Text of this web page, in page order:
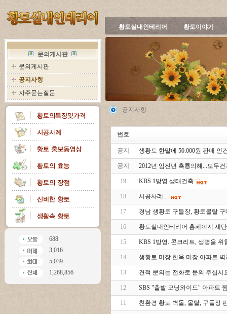
황토실내인테리어 황토이야기
문의게시판
문의게시판
공지사항
자주묻는질문
688
3,016
5,039
1,268,856
공지사항
번호
공지 생황토 한말에 50.000원 판매 인
공지 2012년 임진년 흑룡의해...모두
19 KBS 1방영 생태건축
18 시공사례...
17 경남 생황토 구들장, 황토몰탈
16 황토실내인테리어 홈페이지 새
15 KBS 1방영..콘크리트, 생명을 위
14 생황토 미장 한옥 미장 아파트
13 견적 문의는 전화로 문의 주십시
12 SBS "출발 모닝와이드" 아파트
11 친환경 황토 벽돌, 몰탈, 구들장